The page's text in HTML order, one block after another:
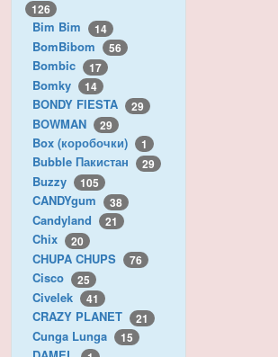
126
Bim Bim 14
BomBibom 56
Bombic 17
Bomky 14
BONDY FIESTA 29
BOWMAN 29
Box (коробочки) 1
Bubble Пакистан 29
Buzzy 105
CANDYgum 38
Candyland 21
Chix 20
CHUPA CHUPS 76
Cisco 25
Civelek 41
CRAZY PLANET 21
Cunga Lunga 15